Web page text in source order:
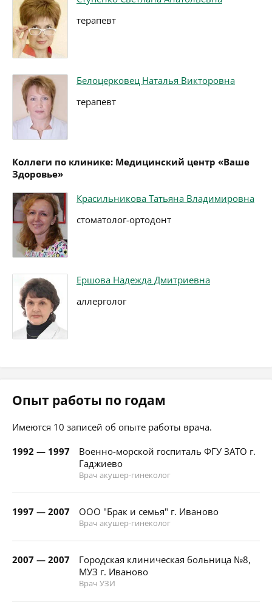
терапевт
Белоцерковец Наталья Викторовна
терапевт
Коллеги по клинике: Медицинский центр «Ваше
Здоровье»
Красильникова Татьяна Владимировна
стоматолог-ортодонт
Ершова Надежда Дмитриевна
аллерголог
Опыт работы по годам
Имеются 10 записей об опыте работы врача.
1992 — 1997
Военно-морcкой госпиталь ФГУ ЗАТО г.
Гаджиево
Врач акушер-гинеколог
1997 — 2007 ООО "Брак и семья" г. Иваново
Врач акушер-гинеколог
2007 — 2007
Городская клиническая больница №8,
МУЗ г. Иваново
Врач УЗИ